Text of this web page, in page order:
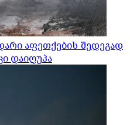
აფეთქების შედეგად
დაიღუპა